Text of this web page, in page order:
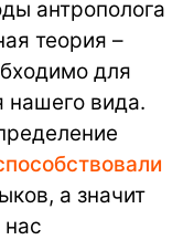
антрополога
теория –
для
вида.
а значит